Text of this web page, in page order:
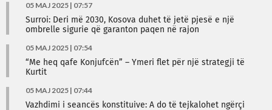
05 MAJ 2025 | 07:57
Surroi: Deri më 2030, Kosova duhet të jetë pjesë e një
ombrelle sigurie që garanton paqen në rajon
05 MAJ 2025 | 07:54
“Me heq qafe Konjufcën” – Ymeri flet për një strategji të
Kurtit
05 MAJ 2025 | 07:44
Vazhdimi i seancës konstituive: A do të tejkalohet ngërçi